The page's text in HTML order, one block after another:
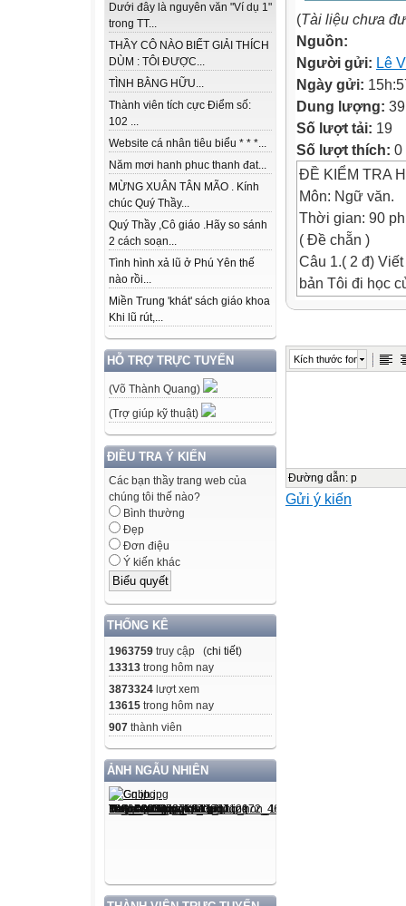
Dưới đây là nguyên văn "Ví dụ 1"
trong TT...
THẦY CÔ NÀO BIẾT GIẢI THÍCH
DÙM : TÔI ĐƯỢC...
TÌNH BẰNG HỮU...
Thành viên tích cực Điểm số:
102 ...
Website cá nhân tiêu biểu * * *...
Năm mơi hanh phuc thanh đat...
MỪNG XUÂN TÂN MÃO . Kính
chúc Quý Thầy...
Quý Thầy ,Cô giáo .Hãy so sánh
2 cách soạn...
Tình hình xả lũ ở Phú Yên thế
nào rồi...
Miền Trung 'khát' sách giáo khoa
Khi lũ rút,...
HỖ TRỢ TRỰC TUYẾN
(Võ Thành Quang)
(Trợ giúp kỹ thuật)
ĐIỀU TRA Ý KIẾN
Các bạn thầy trang web của
chúng tôi thế nào?
Bình thường
Đẹp
Đơn điệu
Ý kiến khác
THỐNG KÊ
1963759 truy cập (chi tiết)
13313 trong hôm nay
3873324 lượt xem
13615 trong hôm nay
907 thành viên
ẢNH NGẪU NHIÊN
(Tài liệu chưa
Nguồn:
Người gửi: Lê
Ngày gửi:
Dung lượng:
Số lượt tải: 19
Số lượt thích: 0
ĐỀ KIỂM TRA
Môn: Ngữ văn.
Thời gian: 90
( Đề chẵn )
Câu 1.( 2 đ)
bản Tôi đi học
Câu 2. ( 2 đ)
a. Chép theo trí
Kích thước font
Đường dẫn: p
Gửi ý kiến